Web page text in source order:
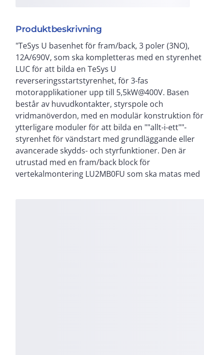
Produktbeskrivning
"TeSys U basenhet för fram/back, 3 poler (3NO),
12A/690V, som ska kompletteras med en styrenhet
LUC för att bilda en TeSys U
reverseringsstartstyrenhet, för 3-fas
motorapplikationer upp till 5,5kW@400V. Basen
består av huvudkontakter, styrspole och
vridmanöverdon, med en modulär konstruktion för
ytterligare moduler för att bilda en ""allt-i-ett""-
styrenhet för vändstart med grundläggande eller
avancerade skydds- och styrfunktioner. Den är
utrustad med en fram/back block för
vertekalmontering LU2MB0FU som ska matas med
110-240V AC / 110-220V DC, extra signalkontakter
(1NO+1NC), en styrterminal, blankningsluckor som
täcker de tomma hålrummen. Den ger en hög
brytförmåga Icu 50kA@400V, garanterad start-stopp-
kontroll för 3600 cykler/timme. Mycket kompakt (45
mm bredd), montering på DIN-skena och
skruvmontage, med ett vridbart manöverdon som
kan låsas med hänglås. Certifierad när den används
tillsammans med en LUC -skyddsmodul (IEC, UL, CSA,
CCC, EAC, Marine), Green Premium-kompatibel